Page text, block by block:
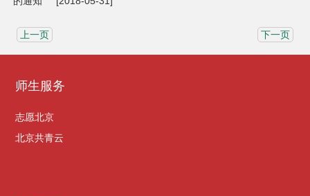
上一页 下一页
师生服务
志愿北京
北京共青云